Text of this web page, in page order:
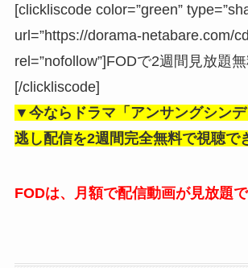
[clickliscode color=”green”
url=”https://dorama-netabare.com/
rel=”nofollow”]FODで2週間見放題
[/clickliscode]
▼今ならドラマ「 アンサングシン
逃し配信を2週間完全無料で視聴で
FODは、月額で配信動画が見放題で